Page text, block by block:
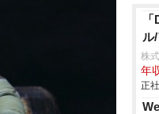
ル
株
年
正